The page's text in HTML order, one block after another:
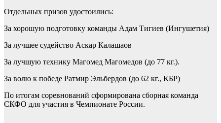
Отдельных призов удостоились:
За хорошую подготовку команды Адам Тигиев (Ингушетия)
За лучшее судейство Аскар Калашаов
За лучшую технику Магомед Магомедов (до 77 кг.).
За волю к победе Ратмир Эльбердов (до 62 кг., КБР)
По итогам соревнований сформирована сборная команда
СКФО для участия в Чемпионате России.